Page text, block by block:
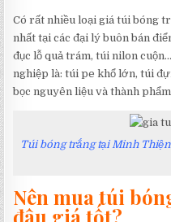
Có rất nhiều loại giá túi bóng
nhất tại các đại lý buôn bán
đục lỗ quả trám, túi nilon
nghiệp là: túi pe khổ lớn, túi
bọc nguyên liệu và thành
Túi bóng trắng tại Minh
Nên mua túi
đâu giá tốt?